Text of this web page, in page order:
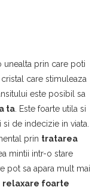
unealta prin care poti
cristal care stimuleaza
este posibil sa
ta . Este foarte utila si
de indecizie in viata.
prin tratarea
mintii intr-o stare
pot sa apara mult mai
relaxare foarte